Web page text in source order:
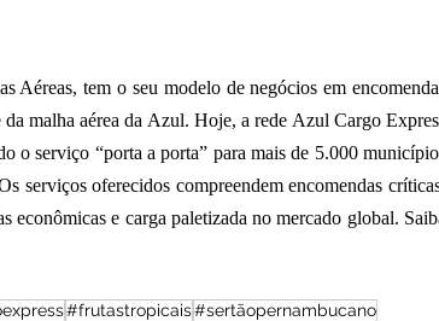
tem o seu modelo de negócios em
da malha aérea da Azul. Hoje, a rede Azul Cargo
o serviço “porta a porta” para mais de 5.000
serviços oferecidos compreendem encomendas
econômicas e carga paletizada no mercado global.
#frutastropicais#sertãopernambucano